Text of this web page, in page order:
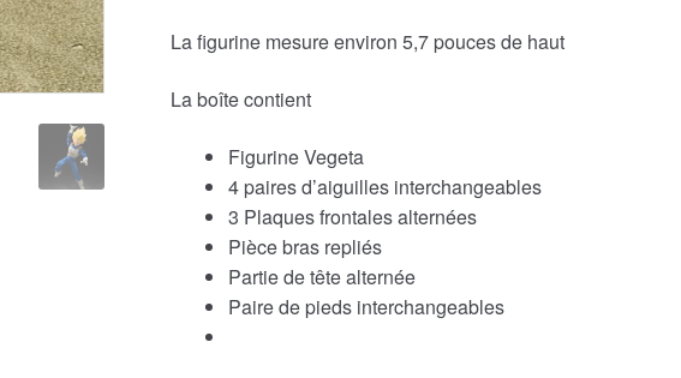
La figurine mesure environ 5,7 pouces de haut
La boîte contient
Figurine Vegeta
4 paires d’aiguilles interchangeables
3 Plaques frontales alternées
Pièce bras repliés
Partie de tête alternée
Paire de pieds interchangeables